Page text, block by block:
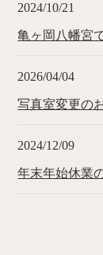
2024/10/21
亀ヶ岡八幡宮
2026/04/04
写真室変更の
2024/12/09
年末年始休業